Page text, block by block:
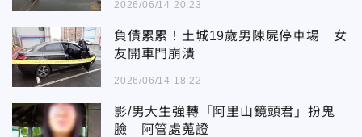
2026/06/14 20:23
負債累累！土城19歲男陳屍停車場 女
友開車門崩潰
2026/06/14 18:22
影/男大生強轉「阿里山鏡頭君」扮鬼
臉 阿管處蒐證